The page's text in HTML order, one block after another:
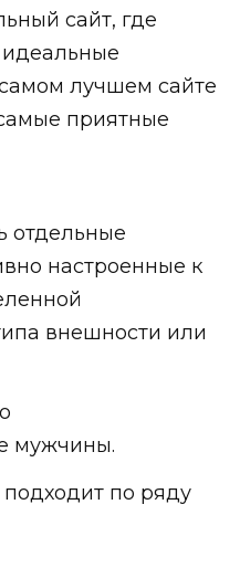
сайт, где
лучшем сайте
приятные
отдельные
настроенные к
внешности или
мужчины.
подходит по ряду